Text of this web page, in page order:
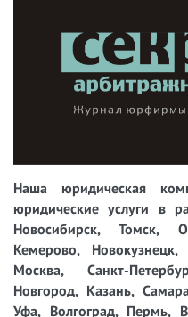
Наша юридическая
юридические услуги в
Новосибирск, Томск,
Кемерово,
Москва, Санкт-
Новгород, Казань,
Уфа, Волгоград, Пермь,